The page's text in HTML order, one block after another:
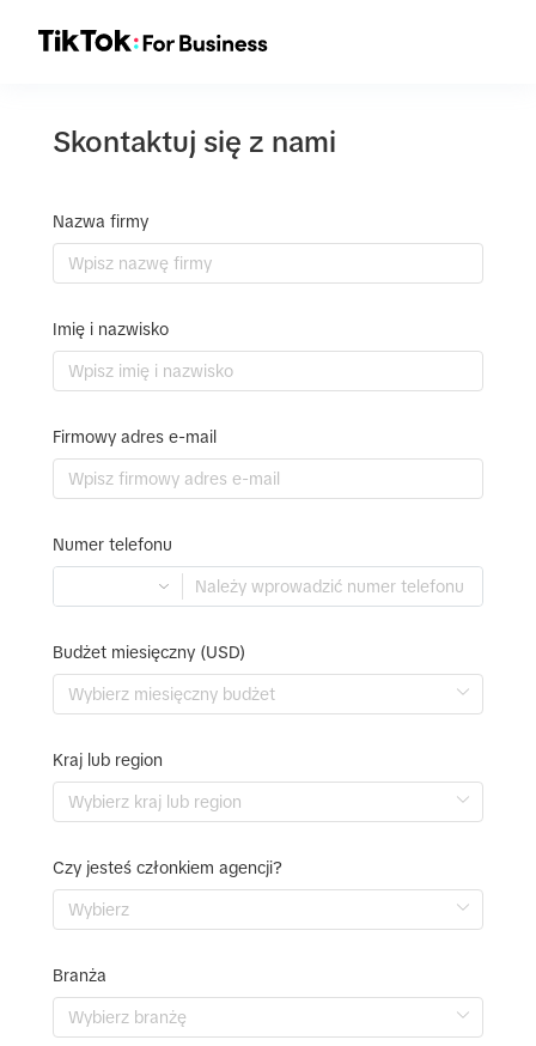
Skontaktuj się z nami
Nazwa firmy
Imię i nazwisko
Firmowy adres e-mail
Numer telefonu
Budżet miesięczny (USD)
Kraj lub region
Czy jesteś członkiem agencji?
Branża